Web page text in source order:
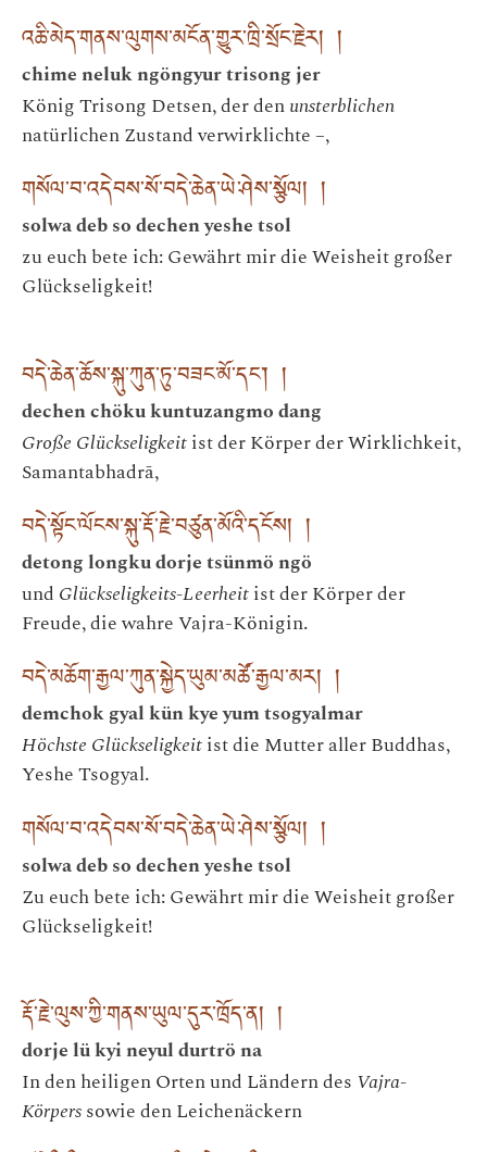
འཆི་མེད་གནས་ལུགས་མངོན་གྱུར་ཁྲི་སྲོང་རྗེར། །
chime neluk ngöngyur trisong jer
König Trisong Detsen, der denunsterblichen
natürlichen Zustand verwirklichte –,
གསོལ་བ་འདེབས་སོ་བདེ་ཆེན་ཡེ་ཤེས་སྩོལ། །
solwa deb so dechen yeshe tsol
zu euch bete ich: Gewährt mir die Weisheit großer
Glückseligkeit!
བདེ་ཆེན་ཆོས་སྐུ་ཀུན་ཏུ་བཟང་མོ་དང་། །
dechen chöku kuntuzangmo dang
Große Glückseligkeitist der Körper der Wirklichkeit,
Samantabhadrā,
བདེ་སྟོང་ལོངས་སྐུ་རྡོ་རྗེ་བཙུན་མོའི་དངོས། །
detong longku dorje tsünmö ngö
und Glückseligkeits-Leerheitist der Körper der
Freude, die wahre Vajra-Königin.
བདེ་མཆོག་རྒྱལ་ཀུན་སྐྱེད་ཡུམ་མཚོ་རྒྱལ་མར། །
demchok gyal kün kye yum tsogyalmar
Höchste Glückseligkeitist die Mutter aller Buddhas,
Yeshe Tsogyal.
གསོལ་བ་འདེབས་སོ་བདེ་ཆེན་ཡེ་ཤེས་སྩོལ། །
solwa deb so dechen yeshe tsol
Zu euch bete ich: Gewährt mir die Weisheit großer
Glückseligkeit!
རྡོ་རྗེ་ལུས་ཀྱི་གནས་ཡུལ་དུར་ཁྲོད་ན། །
dorje lü kyi neyul durtrö na
In den heiligen Orten und Ländern des Vajra-
Körperssowie den Leichenäckern